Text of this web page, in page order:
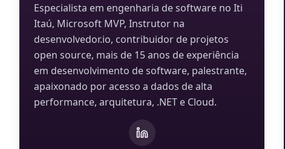
Especialista em engenharia de software no Iti
Itaú, Microsoft MVP, Instrutor na
desenvolvedor.io, contribuidor de projetos
open source, mais de 15 anos de experiência
em desenvolvimento de software, palestrante,
apaixonado por acesso a dados de alta
performance, arquitetura, .NET e Cloud.